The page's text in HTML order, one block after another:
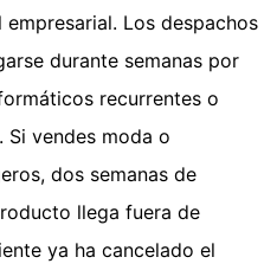
Los despachos
durante semanas por
recurrentes o
vendes moda o
dos semanas de
llega fuera de
ya ha cancelado el